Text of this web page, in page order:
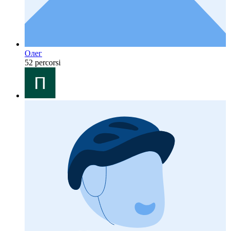
Олег
52 percorsi